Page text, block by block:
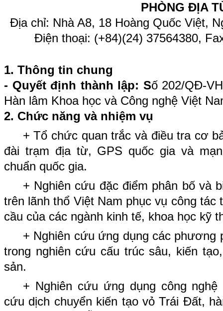
PHÒNG ĐỊA
Địa chỉ: Nhà A8, 18 Hoàng Quốc Việt,
Điện thoại: (+84)(24) 37564380,
1. Thông tin chung
- Quyết định thành lập: Số 202/QĐ-
Hàn lâm Khoa học và Công nghệ Việt
2. Chức năng và nhiệm vụ
+ Tổ chức quan trắc và điều tra cơ
đài trạm địa từ, GPS quốc gia và
chuẩn quốc gia.
+ Nghiên cứu đặc điểm phân bố và
trên lãnh thổ Việt Nam phục vụ công tác
cầu của các ngành kinh tế, khoa học kỹ
+ Nghiên cứu ứng dụng các
trong nghiên cứu cấu trúc sâu, kiến
sản.
+ Nghiên cứu ứng dụng công
cứu dịch chuyển kiến tạo vỏ Trái Đất,